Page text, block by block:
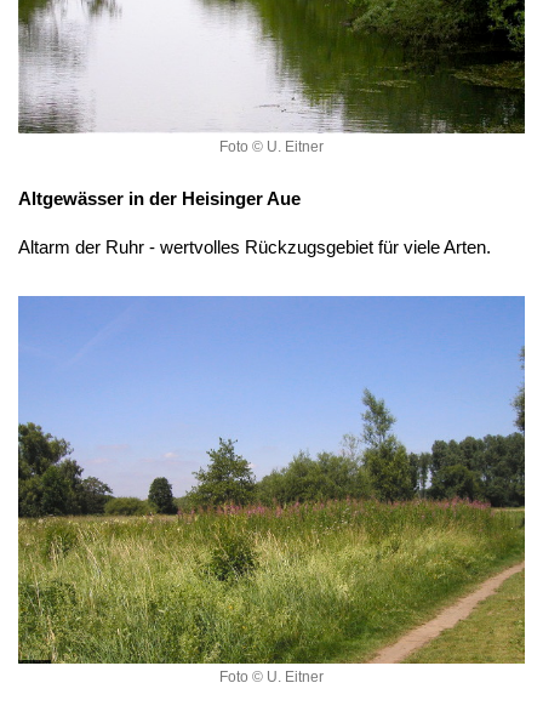
Foto © U. Eitner
Altgewässer in der Heisinger Aue
Altarm der Ruhr - wertvolles Rückzugsgebiet für viele Arten.
Foto © U. Eitner